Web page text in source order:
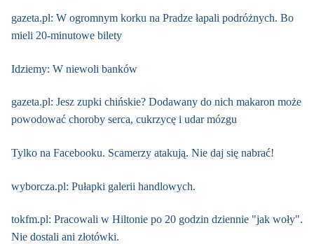
gazeta.pl: W ogromnym korku na Pradze łapali podróżnych. Bo
mieli 20-minutowe bilety
Idziemy: W niewoli banków
gazeta.pl: Jesz zupki chińskie? Dodawany do nich makaron może
powodować choroby serca, cukrzycę i udar mózgu
Tylko na Facebooku. Scamerzy atakują. Nie daj się nabrać!
wyborcza.pl: Pułapki galerii handlowych.
tokfm.pl: Pracowali w Hiltonie po 20 godzin dziennie "jak woły".
Nie dostali ani złotówki.